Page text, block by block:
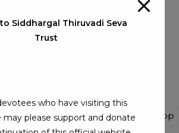
Facebook WhatsApp
Siddhargal Thiruvadi Seva
Trust
who have visiting this
may please support and donate